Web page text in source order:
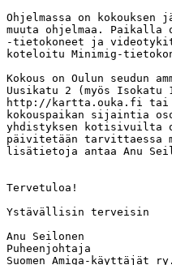
Ohjelmassa on
muuta ohjelmaa.
-tietokoneet ja videotykit,
koteloitu Minimig-
Kokous on Oulun seudun
Uusikatu 2 (myös Isokatu
http://kartta.ouka.fi tai
kokouspaikan sijaintia
yhdistyksen kotisivuilta
päivitetään tarvittaessa
lisätietoja antaa Anu
Tervetuloa!
Ystävällisin terveisin
Anu Seilonen
Puheenjohtaja
Suomen Amiga-käyttäjät ry.